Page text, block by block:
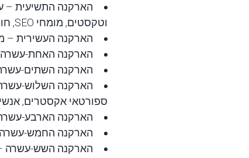
הארקנה התשיעית –
וטקסטים, מומחי SEO, חוקרים, מתכנתים, פילוסופיה, וכן תחומים כמו פסיכולוגיה, עיתונאות, כתיבה ועוד.
הארקנה העשירית –
הארקנה האחת-עשרה
הארקנה השתים-
הארקנה השלוש-
ספורטאי אקסטרים, אנשי
הארקנה הארבע-
הארקנה החמש-עשרה
הארקנה השש-עשרה